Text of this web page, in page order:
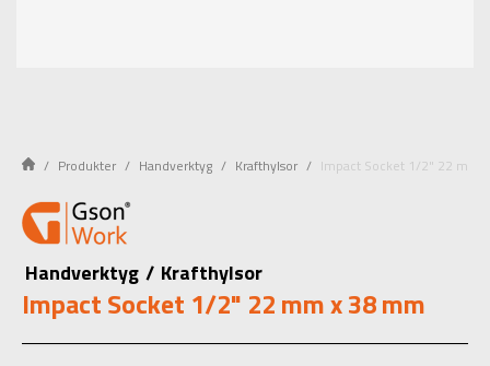
Produkter Handverktyg Krafthylsor Impact Socket 1/2" 22 mm
Handverktyg / Krafthylsor
Impact Socket 1/2" 22 mm x 38 mm